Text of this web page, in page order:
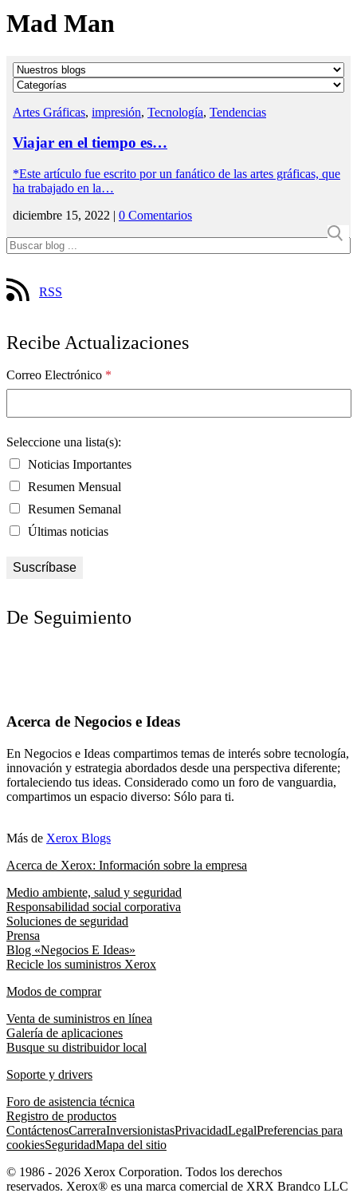
Mad Man
Artes Gráficas, impresión, Tecnología, Tendencias
Viajar en el tiempo es…
*Este artículo fue escrito por un fanático de las artes gráficas, que
ha trabajado en la…
diciembre 15, 2022 | 0 Comentarios
RSS
Recibe Actualizaciones
Correo Electrónico *
Seleccione una lista(s):
Noticias Importantes
Resumen Mensual
Resumen Semanal
Últimas noticias
De Seguimiento
Acerca de Negocios e Ideas
En Negocios e Ideas compartimos temas de interés sobre tecnología,
innovación y estrategia abordados desde una perspectiva diferente;
fortaleciendo tus ideas. Considerado como un foro de vanguardia,
compartimos un espacio diverso: Sólo para ti.
Más de Xerox Blogs
Acerca de Xerox: Información sobre la empresa
Medio ambiente, salud y seguridad
Responsabilidad social corporativa
Soluciones de seguridad
Prensa
Blog «Negocios E Ideas»
Recicle los suministros Xerox
Modos de comprar
Venta de suministros en línea
Galería de aplicaciones
Busque su distribuidor local
Soporte y drivers
Foro de asistencia técnica
Registro de productos
ContáctenosCarreraInversionistasPrivacidadLegalPreferencias para
cookiesSeguridadMapa del sitio
© 1986 - 2026 Xerox Corporation. Todos los derechos
reservados. Xerox® es una marca comercial de XRX Brandco LLC